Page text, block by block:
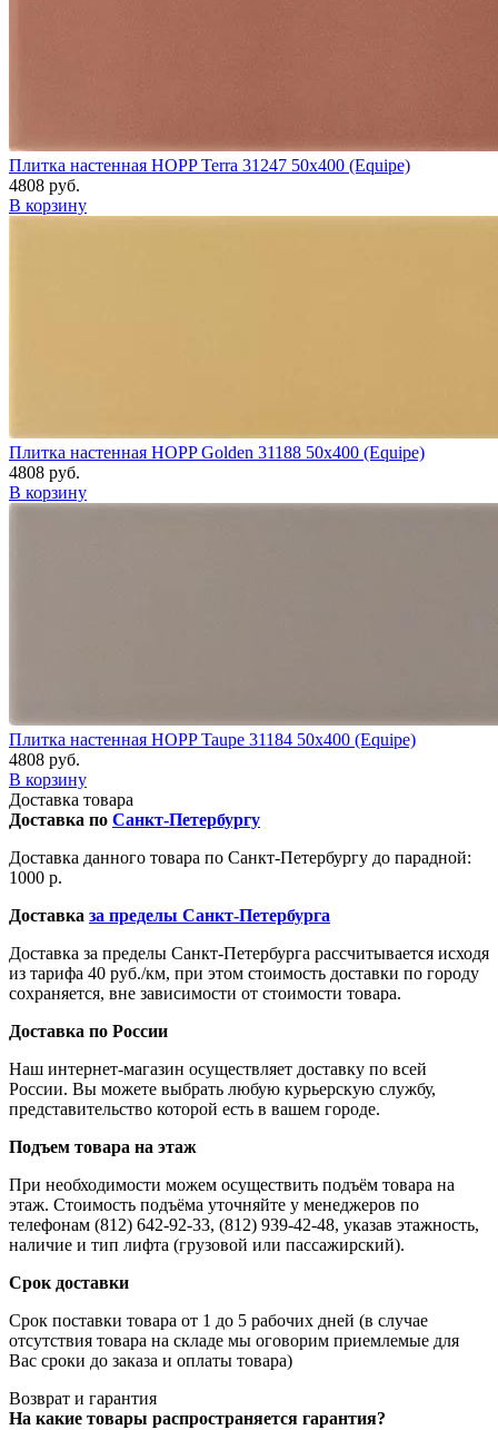
Плитка настенная HOPP Terra 31247 50x400 (Equipe)
4808 руб.
В корзину
Плитка настенная HOPP Golden 31188 50x400 (Equipe)
4808 руб.
В корзину
Плитка настенная HOPP Taupe 31184 50x400 (Equipe)
4808 руб.
В корзину
Доставка товара
Доставка по Санкт-Петербургу
Доставка данного товара по Санкт-Петербургу до парадной:
1000 р.
Доставка за пределы Санкт-Петербурга
Доставка за пределы Санкт-Петербурга рассчитывается исходя
из тарифа 40 руб./км, при этом стоимость доставки по городу
сохраняется, вне зависимости от стоимости товара.
Доставка по России
Наш интернет-магазин осуществляет доставку по всей
России. Вы можете выбрать любую курьерскую службу,
представительство которой есть в вашем городе.
Подъем товара на этаж
При необходимости можем осуществить подъём товара на
этаж. Стоимость подъёма уточняйте у менеджеров по
телефонам (812) 642-92-33, (812) 939-42-48, указав этажность,
наличие и тип лифта (грузовой или пассажирский).
Срок доставки
Срок поставки товара от 1 до 5 рабочих дней (в случае
отсутствия товара на складе мы оговорим приемлемые для
Вас сроки до заказа и оплаты товара)
Возврат и гарантия
На какие товары распространяется гарантия?